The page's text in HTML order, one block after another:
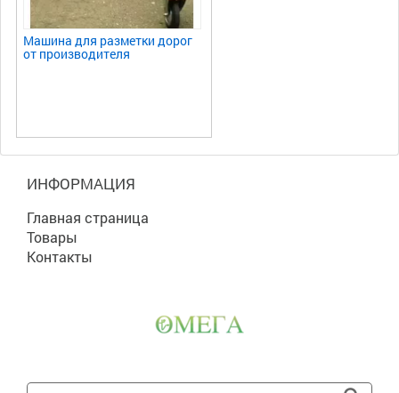
Машина для разметки дорог
от производителя
ИНФОРМАЦИЯ
Главная страница
Товары
Контакты